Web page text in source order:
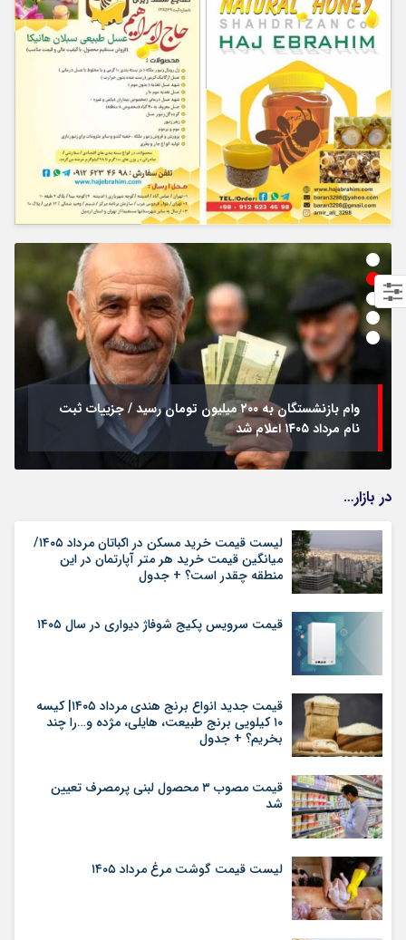
وام بازنشستگان به ۲۰۰ میلیون تومان رسید / جزییات ثبت
نام مرداد ۱۴۰۵ اعلام شد
در بازار…
لیست قیمت خرید مسکن در اکباتان مرداد ۱۴۰۵/
میانگین قیمت خرید هر متر آپارتمان در این
منطقه چقدر است؟ + جدول
قیمت سرویس پکیج شوفاژ دیواری در سال ۱۴۰۵
قیمت جدید انواع برنج هندی مرداد ۱۴۰۵| کیسه
۱۰ کیلویی برنج طبیعت، هایلی، مژده و…را چند
بخریم؟ + جدول
قیمت مصوب ۳ محصول لبنی پرمصرف تعیین
شد
لیست قیمت گوشت مرغ مرداد ۱۴۰۵